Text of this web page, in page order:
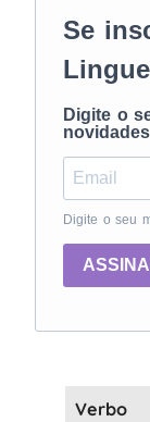
Se
Digite o
Digite o seu
Verbo